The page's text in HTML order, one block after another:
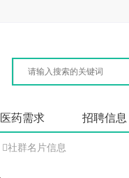
医药需求 招聘信息
社群名片信息